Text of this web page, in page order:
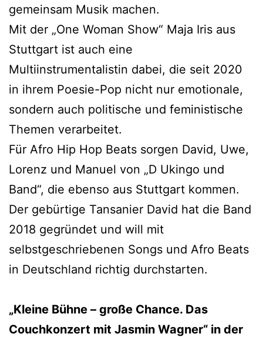
gemeinsam Musik machen.
Mit der „One Woman Show“ Maja Iris aus
Stuttgart ist auch eine
Multiinstrumentalistin dabei, die seit 2020
in ihrem Poesie-Pop nicht nur emotionale,
sondern auch politische und feministische
Themen verarbeitet.
Für Afro Hip Hop Beats sorgen David, Uwe,
Lorenz und Manuel von „D Ukingo und
Band“, die ebenso aus Stuttgart kommen.
Der gebürtige Tansanier David hat die Band
2018 gegründet und will mit
selbstgeschriebenen Songs und Afro Beats
in Deutschland richtig durchstarten.
„Kleine Bühne – große Chance. Das
Couchkonzert mit Jasmin Wagner“ in der